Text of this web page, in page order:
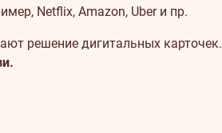
Netflix, Amazon, Uber и пр.
решение дигитальных карточек.